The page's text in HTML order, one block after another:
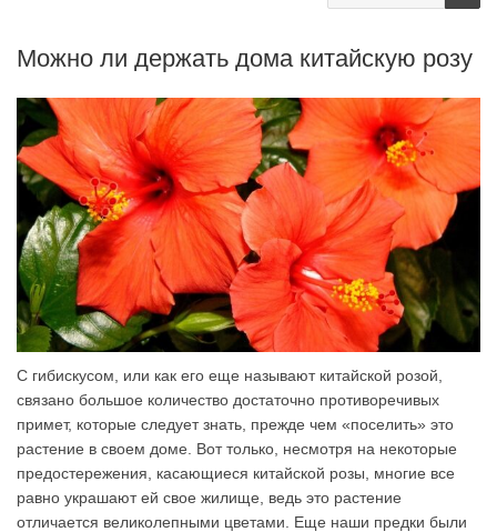
Можно ли держать дома китайскую розу
С гибискусом, или как его еще называют китайской розой,
связано большое количество достаточно противоречивых
примет, которые следует знать, прежде чем «поселить» это
растение в своем доме. Вот только, несмотря на некоторые
предостережения, касающиеся китайской розы, многие все
равно украшают ей свое жилище, ведь это растение
отличается великолепными цветами. Еще наши предки были